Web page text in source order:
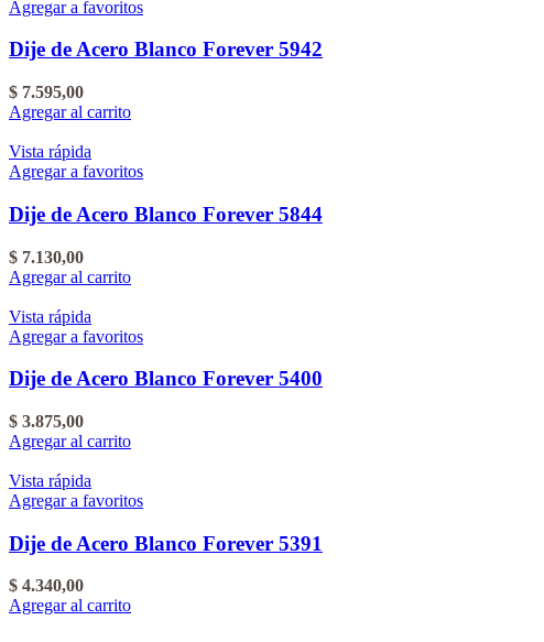
Agregar a favoritos
Dije de Acero Blanco Forever 5942
$ 7.595,00
Agregar al carrito
Vista rápida
Agregar a favoritos
Dije de Acero Blanco Forever 5844
$ 7.130,00
Agregar al carrito
Vista rápida
Agregar a favoritos
Dije de Acero Blanco Forever 5400
$ 3.875,00
Agregar al carrito
Vista rápida
Agregar a favoritos
Dije de Acero Blanco Forever 5391
$ 4.340,00
Agregar al carrito